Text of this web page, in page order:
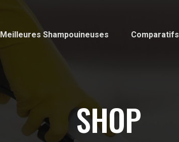
Meilleures Shampouineuses Comparatifs
SHOP